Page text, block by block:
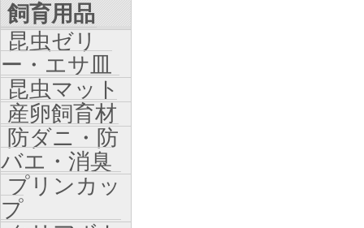
飼育用品
昆虫ゼリ
ー・エサ皿
昆虫マット
産卵飼育材
防ダニ・防
バエ・消臭
プリンカッ
プ